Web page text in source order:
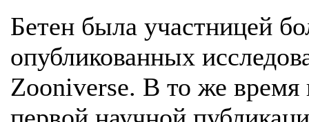
Бетен была участницей
опубликованных
Zooniverse. В то же время